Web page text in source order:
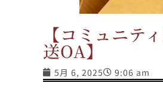
【コミュニテ
送OA】
5月 6, 2025 9:06 am